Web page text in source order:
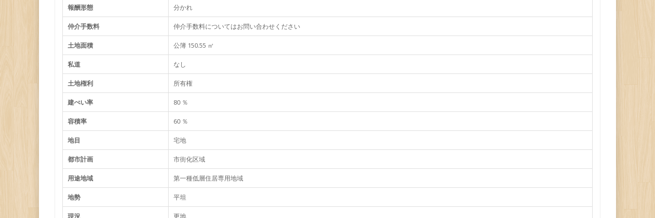
報酬形態 分かれ
仲介手数料 仲介手数料についてはお問い合わせください
土地面積 公簿 150.55 ㎡
私道 なし
土地権利 所有権
建ぺい率 80 ％
容積率 60 ％
地目 宅地
都市計画 市街化区域
用途地域 第一種低層住居専用地域
地勢 平坦
現況 更地